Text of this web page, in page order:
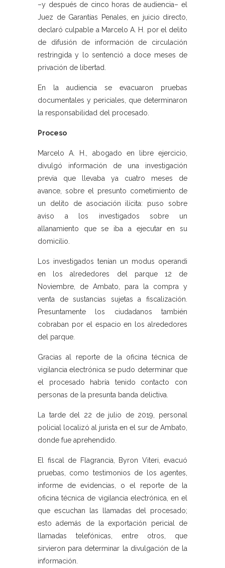
–y después de cinco horas de audiencia– el
Juez de Garantías Penales, en juicio directo,
declaró culpable a Marcelo A. H. por el delito
de difusión de información de circulación
restringida y lo sentenció a doce meses de
privación de libertad.
En la audiencia se evacuaron pruebas
documentales y periciales, que determinaron
la responsabilidad del procesado.
Proceso
Marcelo A. H., abogado en libre ejercicio,
divulgó información de una investigación
previa que llevaba ya cuatro meses de
avance, sobre el presunto cometimiento de
un delito de asociación ilícita: puso sobre
aviso a los investigados sobre un
allanamiento que se iba a ejecutar en su
domicilio.
Los investigados tenían un modus operandi
en los alrededores del parque 12 de
Noviembre, de Ambato, para la compra y
venta de sustancias sujetas a fiscalización.
Presuntamente los ciudadanos también
cobraban por el espacio en los alrededores
del parque.
Gracias al reporte de la oficina técnica de
vigilancia electrónica se pudo determinar que
el procesado habría tenido contacto con
personas de la presunta banda delictiva.
La tarde del 22 de julio de 2019, personal
policial localizó al jurista en el sur de Ambato,
donde fue aprehendido.
El fiscal de Flagrancia, Byron Viteri, evacuó
pruebas, como testimonios de los agentes,
informe de evidencias, o el reporte de la
oficina técnica de vigilancia electrónica, en el
que escuchan las llamadas del procesado;
esto además de la exportación pericial de
llamadas telefónicas, entre otros, que
sirvieron para determinar la divulgación de la
información.